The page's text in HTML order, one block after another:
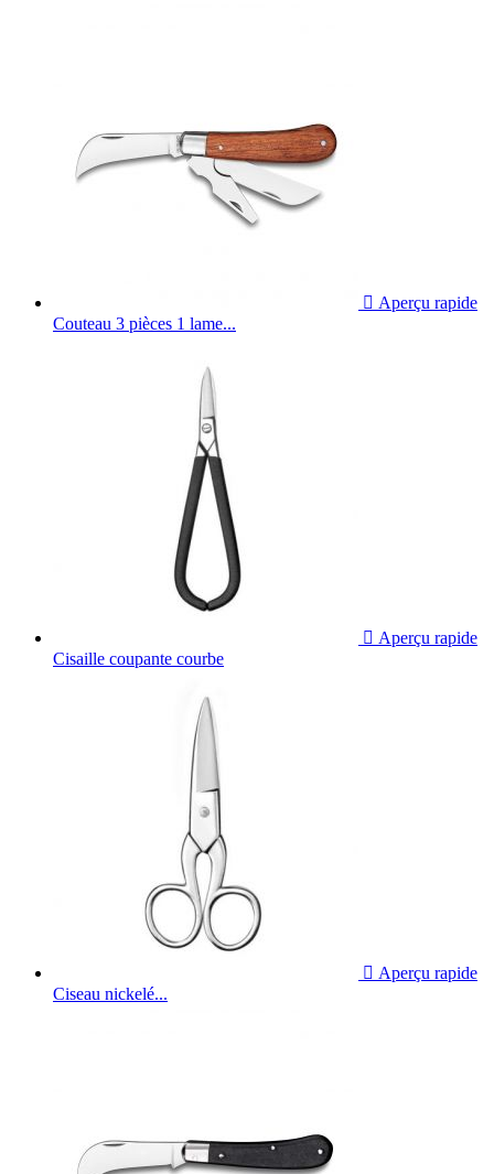
 Aperçu rapide
Couteau 3 pièces 1 lame...
 Aperçu rapide
Cisaille coupante courbe
 Aperçu rapide
Ciseau nickelé...